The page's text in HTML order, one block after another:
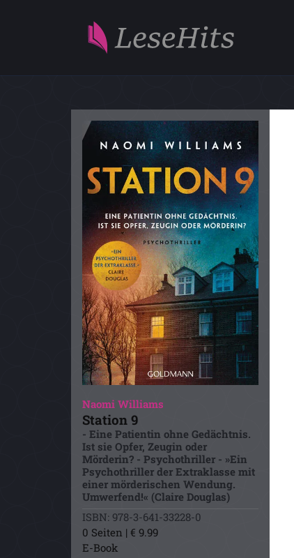
Naomi Williams
Station 9
- Eine Patientin ohne Gedächtnis.
Ist sie Opfer, Zeugin oder
Mörderin? - Psychothriller - »Ein
Psychothriller der Extraklasse mit
einer mörderischen Wendung.
Umwerfend!« (Claire Douglas)
ISBN: 978-3-641-33228-0
0 Seiten | € 9.99
E-Book